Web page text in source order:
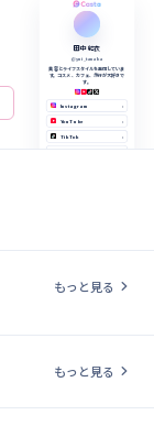
田中 結衣
@yui_tanaka
美容とライフスタイルを発信していま
す。コスメ、カフェ、旅行が大好きで
す。
Instagram ›
YouTube ›
TikTok ›
もっと見る chevron_right
もっと見る chevron_right